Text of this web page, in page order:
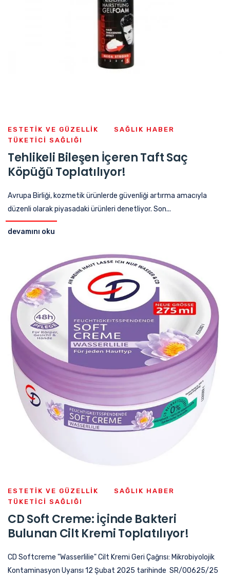
ESTETIK VE GÜZELLIK
SAĞLIK HABER
TÜKETICI SAĞLIĞI
Tehlikeli Bileşen İçeren Taft Saç
Köpüğü Toplatılıyor!
Avrupa Birliği, kozmetik ürünlerde güvenliği artırma amacıyla
düzenli olarak piyasadaki ürünleri denetliyor. Son...
devamını oku
ESTETIK VE GÜZELLIK
SAĞLIK HABER
TÜKETICI SAĞLIĞI
CD Soft Creme: İçinde Bakteri
Bulunan Cilt Kremi Toplatılıyor!
CD Softcreme "Wasserlilie" Cilt Kremi Geri Çağrısı: Mikrobiyolojik
Kontaminasyon Uyarısı 12 Şubat 2025 tarihinde SR/00625/25